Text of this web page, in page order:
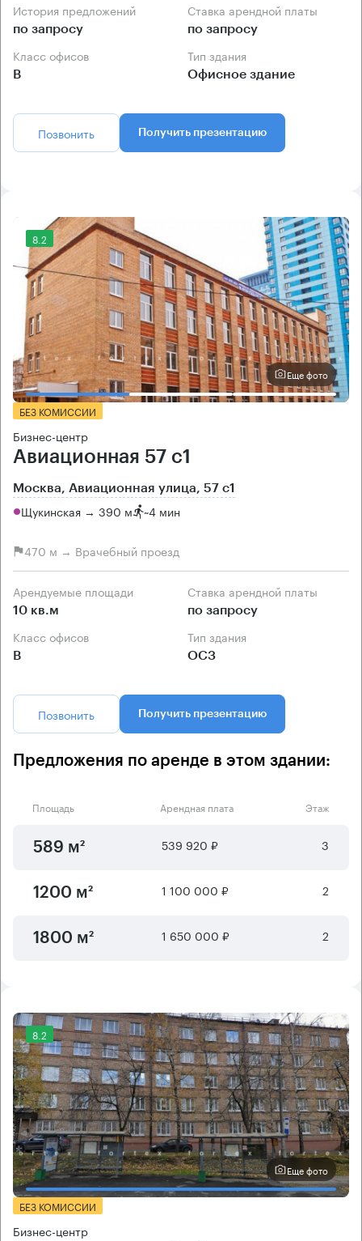
История предложений
по запросу
Ставка арендной платы
по запросу
Класс офисов
B
Тип здания
Офисное здание
Позвонить Получить презентацию
8.2
Еще фото
БЕЗ КОМИССИИ
Бизнес-центр
Авиационная 57 с1
Москва, Авиационная улица, 57 с1
Щукинская → 390 м ~4 мин
470 м → Врачебный проезд
Арендуемые площади
10 кв.м
Ставка арендной платы
по запросу
Класс офисов
B
Тип здания
ОСЗ
Позвонить Получить презентацию
Предложения по аренде в этом здании:
Площадь Арендная плата Этаж
589 м² 539 920 ₽ 3
1200 м² 1 100 000 ₽ 2
1800 м² 1 650 000 ₽ 2
8.2
Еще фото
БЕЗ КОМИССИИ
Бизнес-центр